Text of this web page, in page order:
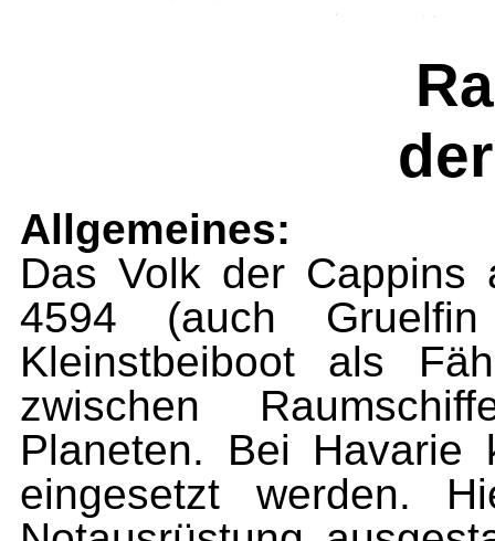
Allgemeines:
Das Volk der Cappins
4594 (auch
Kleinstbeiboot als
zwischen
Planeten. Bei Havarie
eingesetzt werden.